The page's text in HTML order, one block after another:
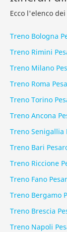
Ecco l'elenco
Treno Bologna
Treno Rimini
Treno Milano
Treno Roma
Treno Torino
Treno Ancona
Treno Senigallia
Treno Bari
Treno Riccione
Treno Fano
Treno Bergamo
Treno Brescia
Treno Napoli